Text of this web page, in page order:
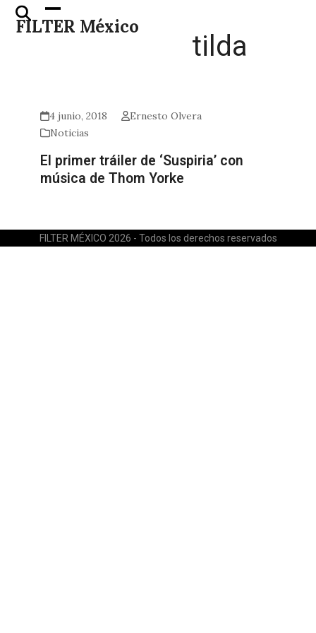
Skip
FILTER México
Open
mobile
Close
mobile
tilda
4 junio, 2018
Ernesto Olvera
Noticias
El primer tráiler de ‘Suspiria’ con
música de Thom Yorke
FILTER MÉXICO 2026 - Todos los derechos reservados